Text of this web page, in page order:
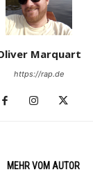
Marquart
https://rap.de
MEHR VOM AUTOR